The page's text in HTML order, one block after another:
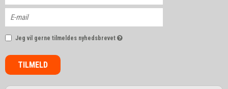
Jeg vil gerne tilmeldes nyhedsbrevet
TILMELD